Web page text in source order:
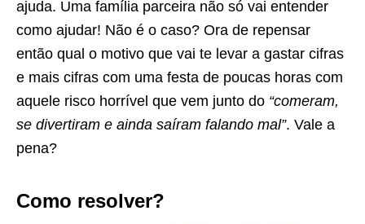
ajuda. Uma família parceira não só vai entender
como ajudar! Não é o caso? Ora de repensar
então qual o motivo que vai te levar a gastar cifras
e mais cifras com uma festa de poucas horas com
aquele risco horrível que vem junto do “comeram,
se divertiram e ainda saíram falando mal”. Vale a
pena?
Como resolver?